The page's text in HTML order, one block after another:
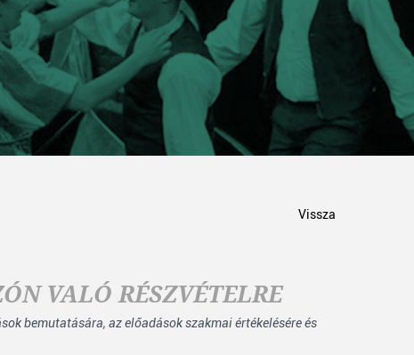
Vissza
VALÓ RÉSZVÉTELRE
bemutatására, az előadások szakmai értékelésére és